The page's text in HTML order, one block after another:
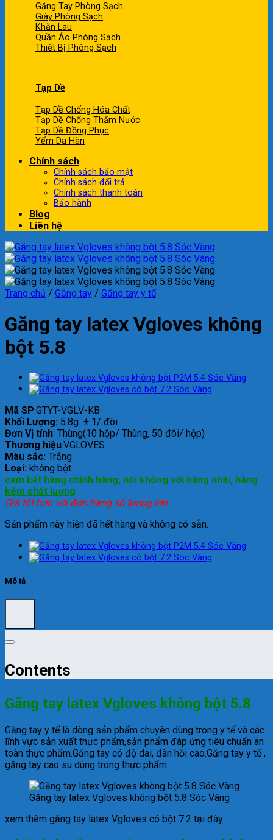
Găng Tay Phòng Sạch
Giày Phòng Sạch
Khăn Lau
Quần Áo Phòng Sạch
Thiết Bị Phòng Sạch
Tạp Dề
Tạp Dề Chống Hóa Chất
Tạp Dề Chống Thấm Nước
Tạp Dề Đồng Phục
Yếm Da Hàn
Chính sách
Chính sách bảo mật
Chính sách đổi trả
Chính sách thanh toán
Bảo hành
Blog
Liên hệ
Trang chủ / Găng tay / Găng tay y tế
Găng tay latex Vgloves không
bột 5.8
Mã SP:GTYT-VGLV-KB
Khối Lượng: 5.8g ± 1/ đôi
Đơn Vị tính: Thùng(10 hộp/ Thùng, 50 đôi/ hộp)
Thương hiệu:VGLOVES
Màu sắc: Trắng
Loại: không bột
cam kết hàng chính hãng, nói không với hàng nhái, hàng
kém chất lượng
Giá tốt hơn với đơn hàng số lượng lớn
Sản phẩm này hiện đã hết hàng và không có sẵn.
Mô tả
Contents
Găng tay latex Vgloves không bột 5.8
Găng tay y tế là dòng sản phẩm chuyên dùng trong y tế và các
lĩnh vực sản xuất thực phẩm,sản phẩm đáp ứng tiêu chuẩn an
toàn thực phẩm.Găng tay có độ dai, đàn hồi cao.Găng tay y tế ,
găng tay cao su dùng trong thực phẩm.
Găng tay latex Vgloves không bột 5.8 Sóc Vàng
xem thêm găng tay latex Vgloves có bột 7.2 tại đây